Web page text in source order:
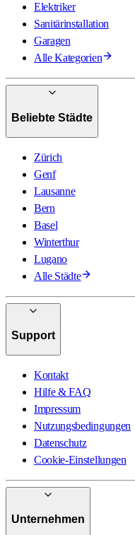
Elektriker
Sanitärinstallation
Garagen
Alle Kategorien
Beliebte Städte
Zürich
Genf
Lausanne
Bern
Basel
Winterthur
Lugano
Alle Städte
Support
Kontakt
Hilfe & FAQ
Impressum
Nutzungsbedingungen
Datenschutz
Cookie-Einstellungen
Unternehmen